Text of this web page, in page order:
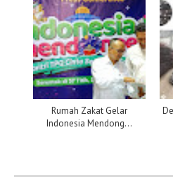
Rumah Zakat Gelar
Indonesia Mendong...